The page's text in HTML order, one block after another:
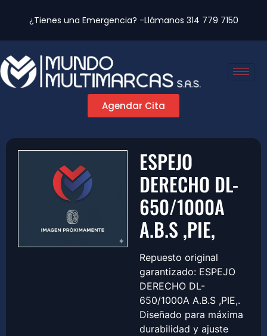
¿Tienes una Emergencia? -Llámanos 314 779 7150
Agendar Cita
ESPEJO
DERECHO DL-
650/1000A
A.B.S ,PIE,
Repuesto original
garantizado: ESPEJO
DERECHO DL-
650/1000A A.B.S ,PIE,.
Diseñado para máxima
durabilidad y ajuste